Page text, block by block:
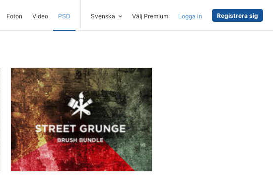
Foton Video PSD Svenska Välj Premium Logga in Registrera sig